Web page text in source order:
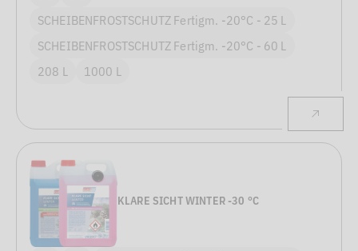
SCHEIBENFROSTSCHUTZ Fertigm. -20°C - 25 L
SCHEIBENFROSTSCHUTZ Fertigm. -20°C - 60 L
208 L
1000 L
KLARE SICHT WINTER -30 °C